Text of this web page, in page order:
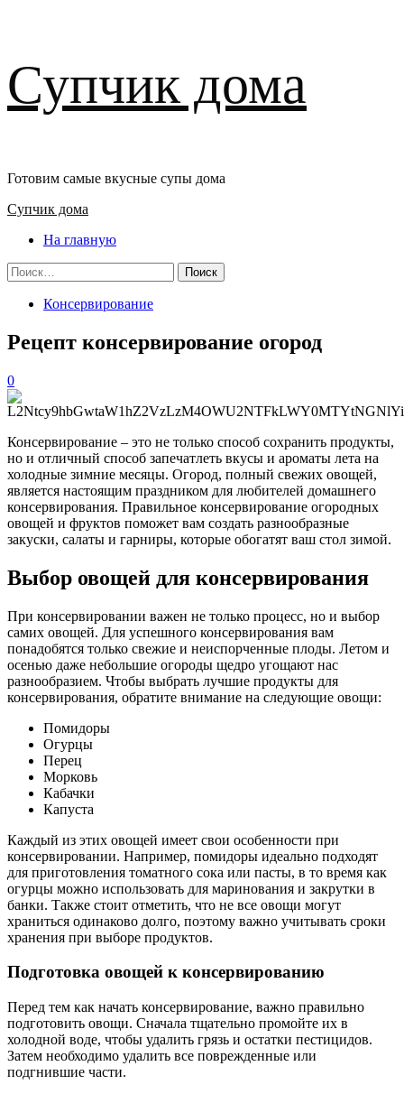
к
содержимому
Супчик дома
Готовим самые вкусные супы дома
Основное
Супчик дома
На главную
Найти:
Консервирование
Рецепт консервирование огород
0
Консервирование – это не только способ сохранить продукты,
но и отличный способ запечатлеть вкусы и ароматы лета на
холодные зимние месяцы. Огород, полный свежих овощей,
является настоящим праздником для любителей домашнего
консервирования. Правильное консервирование огородных
овощей и фруктов поможет вам создать разнообразные
закуски, салаты и гарниры, которые обогатят ваш стол зимой.
Выбор овощей для консервирования
При консервировании важен не только процесс, но и выбор
самих овощей. Для успешного консервирования вам
понадобятся только свежие и неиспорченные плоды. Летом и
осенью даже небольшие огороды щедро угощают нас
разнообразием. Чтобы выбрать лучшие продукты для
консервирования, обратите внимание на следующие овощи:
Помидоры
Огурцы
Перец
Морковь
Кабачки
Капуста
Каждый из этих овощей имеет свои особенности при
консервировании. Например, помидоры идеально подходят
для приготовления томатного сока или пасты, в то время как
огурцы можно использовать для маринования и закрутки в
банки. Также стоит отметить, что не все овощи могут
храниться одинаково долго, поэтому важно учитывать сроки
хранения при выборе продуктов.
Подготовка овощей к консервированию
Перед тем как начать консервирование, важно правильно
подготовить овощи. Сначала тщательно промойте их в
холодной воде, чтобы удалить грязь и остатки пестицидов.
Затем необходимо удалить все поврежденные или
подгнившие части.